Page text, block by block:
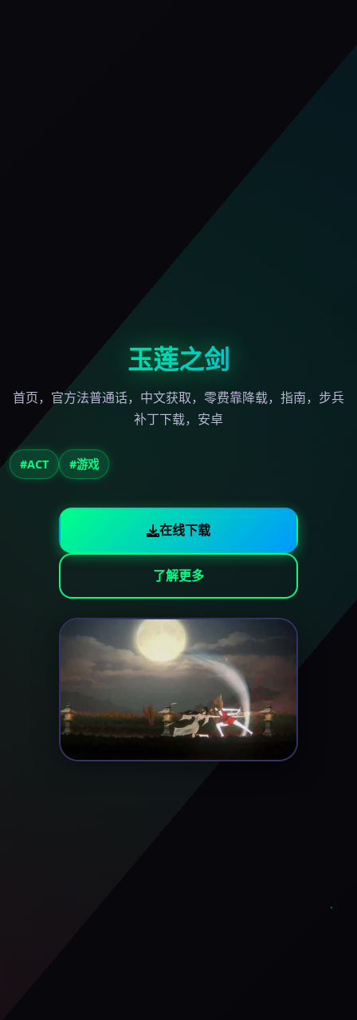
玉莲之剑
首页，官方法普通话，中文获取，零费靠降载，指南，步兵
补丁下载，安卓
#ACT #游戏
在线下载
了解更多